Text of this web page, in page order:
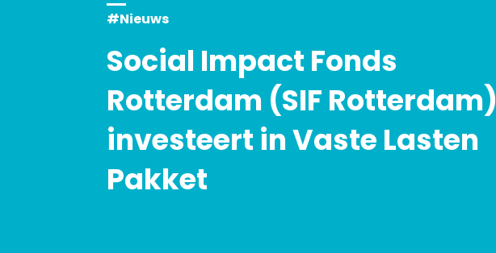
#Nieuws
Social Impact Fonds
Rotterdam (SIF Rotterdam)
investeert in Vaste Lasten
Pakket